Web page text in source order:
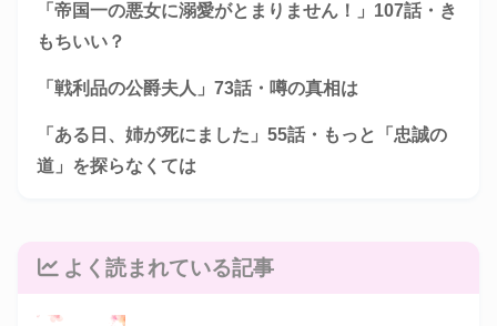
「帝国一の悪女に溺愛がとまりません！」107話・き
もちいい？
「戦利品の公爵夫人」73話・噂の真相は
「ある日、姉が死にました」55話・もっと「忠誠の
道」を探らなくては
よく読まれている記事